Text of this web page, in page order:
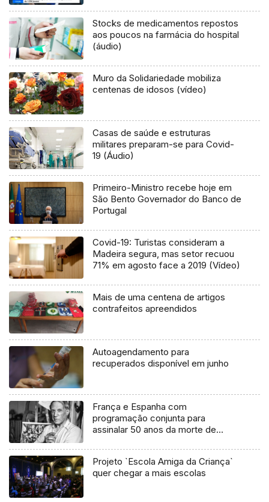
Stocks de medicamentos repostos
aos poucos na farmácia do hospital
(áudio)
Muro da Solidariedade mobiliza
centenas de idosos (vídeo)
Casas de saúde e estruturas
militares preparam-se para Covid-
19 (Áudio)
Primeiro-Ministro recebe hoje em
São Bento Governador do Banco de
Portugal
Covid-19: Turistas consideram a
Madeira segura, mas setor recuou
71% em agosto face a 2019 (Vídeo)
Mais de uma centena de artigos
contrafeitos apreendidos
Autoagendamento para
recuperados disponível em junho
França e Espanha com
programação conjunta para
assinalar 50 anos da morte de
Projeto `Escola Amiga da Criança`
quer chegar a mais escolas